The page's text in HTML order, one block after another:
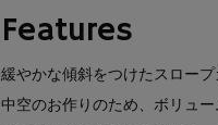
Features
緩やかな傾斜をつけたスロー
中空のお作りのため、ボリュ